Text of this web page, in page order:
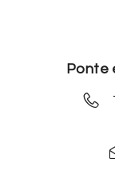
Ponte